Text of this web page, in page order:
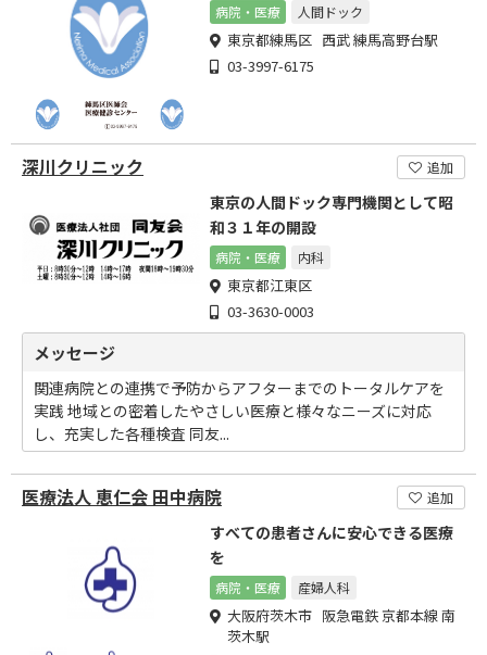
病院・医療 人間ドック
東京都練馬区 西武 練馬高野台駅
03-3997-6175
深川クリニック 追加
東京の人間ドック専門機関として昭
和３１年の開設
病院・医療 内科
東京都江東区
03-3630-0003
メッセージ
関連病院との連携で予防からアフターまでのトータルケアを
実践 地域との密着したやさしい医療と様々なニーズに対応
し、充実した各種検査 同友...
医療法人 恵仁会 田中病院 追加
すべての患者さんに安心できる医療
を
病院・医療 産婦人科
大阪府茨木市 阪急電鉄 京都本線 南
茨木駅